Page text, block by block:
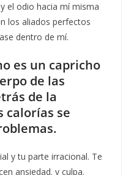
el odio hacia mí misma
los aliados perfectos
dentro de mí.
es un capricho
de las
de la
calorías se
y tu parte irracional. Te
ansiedad. y culpa.